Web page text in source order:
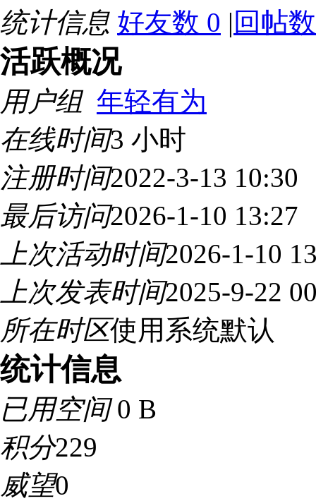
统计信息 好友数 0 | 回帖
活跃概况
用户组 年轻有为
在线时间3 小时
注册时间2022-3-13 10:30
最后访问2026-1-10 13:27
上次活动时间2026-1-10
上次发表时间2025-9-22
所在时区使用系统默认
统计信息
已用空间0 B
积分229
威望0